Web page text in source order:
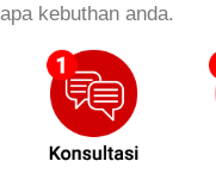
apa kebuthan anda.